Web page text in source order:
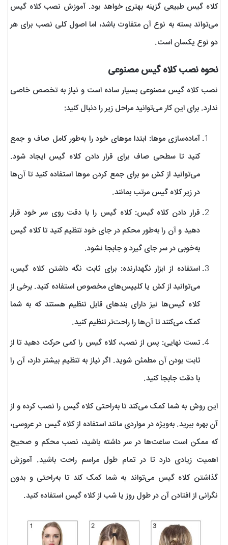
کلاه گیس طبیعی گزینه بهتری خواهد بود. آموزش نصب کلاه گیس
می‌تواند بسته به نوع آن متفاوت باشد، اما اصول کلی نصب برای هر
دو نوع یکسان است.
نحوه نصب کلاه گیس مصنوعی
نصب کلاه گیس مصنوعی بسیار ساده است و نیاز به تخصص خاصی
ندارد. برای این کار می‌توانید مراحل زیر را دنبال کنید:
آماده‌سازی موها: ابتدا موهای خود را به‌طور کامل صاف و جمع
کنید تا سطحی صاف برای قرار دادن کلاه گیس ایجاد شود.
می‌توانید از کش مو برای جمع کردن موها استفاده کنید تا آن‌ها
در زیر کلاه گیس مرتب بمانند.
قرار دادن کلاه گیس: کلاه گیس را با دقت روی سر خود قرار
دهید و آن را به‌طور محکم در جای خود تنظیم کنید تا کلاه گیس
به‌خوبی در سر جای گیرد و جابجا نشود.
استفاده از ابزار نگهدارنده: برای ثابت نگه‌ داشتن کلاه گیس،
می‌توانید از کش یا کلیپس‌های مخصوص استفاده کنید. برخی از
کلاه گیس‌ها نیز دارای بندهای قابل تنظیم هستند که به شما
کمک می‌کنند تا آن‌ها را راحت‌تر تنظیم کنید.
تست نهایی: پس از نصب، کلاه گیس را کمی حرکت دهید تا از
ثابت بودن آن مطمئن شوید. اگر نیاز به تنظیم بیشتر دارد، آن را
با دقت جابجا کنید.
این روش‌ به شما کمک می‌کند تا به‌راحتی کلاه گیس را نصب کرده و از
آن بهره ببرید. به‌ویژه در مواردی مانند استفاده از کلاه گیس در عروسی،
که ممکن است ساعت‌ها در سر داشته باشید، نصب محکم و صحیح
اهمیت زیادی دارد تا در تمام طول مراسم راحت باشید. آموزش
گذاشتن کلاه گیس می‌تواند به شما کمک کند تا به‌راحتی و بدون
نگرانی از افتادن آن در طول روز یا شب از کلاه گیس استفاده کنید.